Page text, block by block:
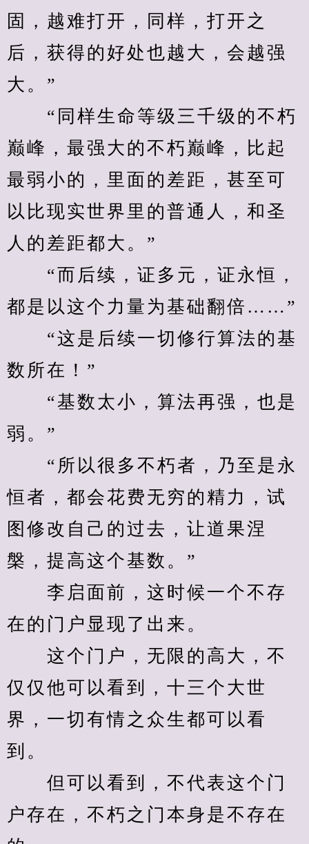
固，越难打开，同样，打开之
后，获得的好处也越大，会越强
大。”
“同样生命等级三千级的不朽
巅峰，最强大的不朽巅峰，比起
最弱小的，里面的差距，甚至可
以比现实世界里的普通人，和圣
人的差距都大。”
“而后续，证多元，证永恒，
都是以这个力量为基础翻倍……”
“这是后续一切修行算法的基
数所在！”
“基数太小，算法再强，也是
弱。”
“所以很多不朽者，乃至是永
恒者，都会花费无穷的精力，试
图修改自己的过去，让道果涅
槃，提高这个基数。”
李启面前，这时候一个不存
在的门户显现了出来。
这个门户，无限的高大，不
仅仅他可以看到，十三个大世
界，一切有情之众生都可以看
到。
但可以看到，不代表这个门
户存在，不朽之门本身是不存在